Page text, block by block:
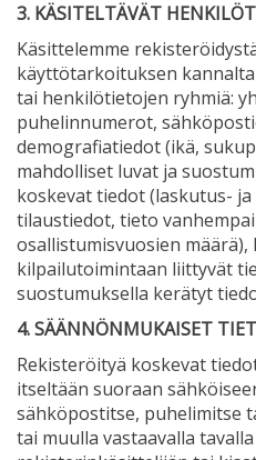
3. KÄSITELTÄVÄT
Käsittelemme
käyttötarkoituksen
tai henkilötietojen ryhmiä:
puhelinnumerot,
demografiatiedot (ikä,
mahdolliset luvat ja
koskevat tiedot (laskutus-
tilaustiedot, tieto
osallistumisvuosien määrä),
kilpailutoimintaan liittyvät
suostumuksella kerätyt
4. SÄÄNNÖNMUKAISET
Rekisteröityä koskevat
itseltään suoraan
sähköpostitse, puhelimitse
tai muulla vastaavalla